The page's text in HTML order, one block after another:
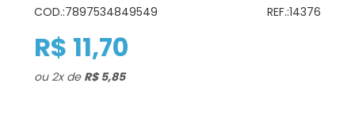
COD.:7897534849549 REF.:14376
R$ 11,70
ou 2xde R$ 5,85